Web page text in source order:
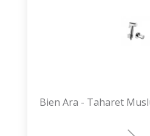
Bien Ara - Taharet